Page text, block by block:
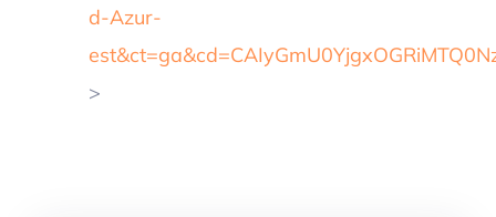
d-Azur-
>